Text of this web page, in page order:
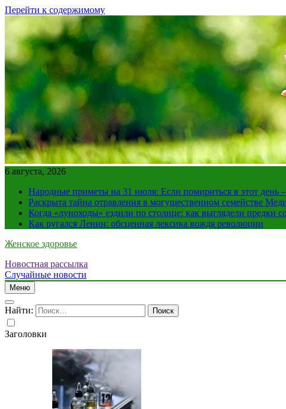
Перейти к содержимому
6 августа, 2026
Народные приметы на 31 июля: Если помириться в этот день
Раскрыта тайна отравления в могущественном семействе
Когда «луноходы» ездили по столице: как выглядели предки
Как ругался Ленин: обсценная лексика вождя революции
Женское здоровье
Новостная рассылка
Случайные новости
Меню
Найти:
Заголовки